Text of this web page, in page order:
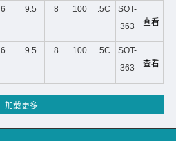
6 9.5 8 100 .5C
SOT-
363
查看
6 9.5 8 100 .5C
SOT-
363
查看